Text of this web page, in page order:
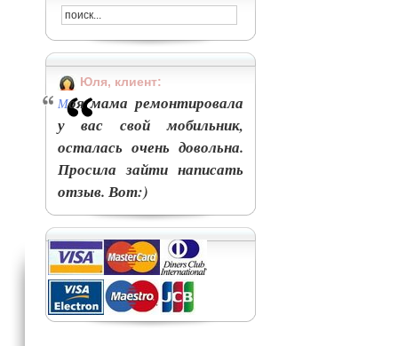
Юля, клиент:
Моя мама ремонтировала
у вас свой мобильник,
осталась очень довольна.
Просила зайти написать
отзыв. Вот:)